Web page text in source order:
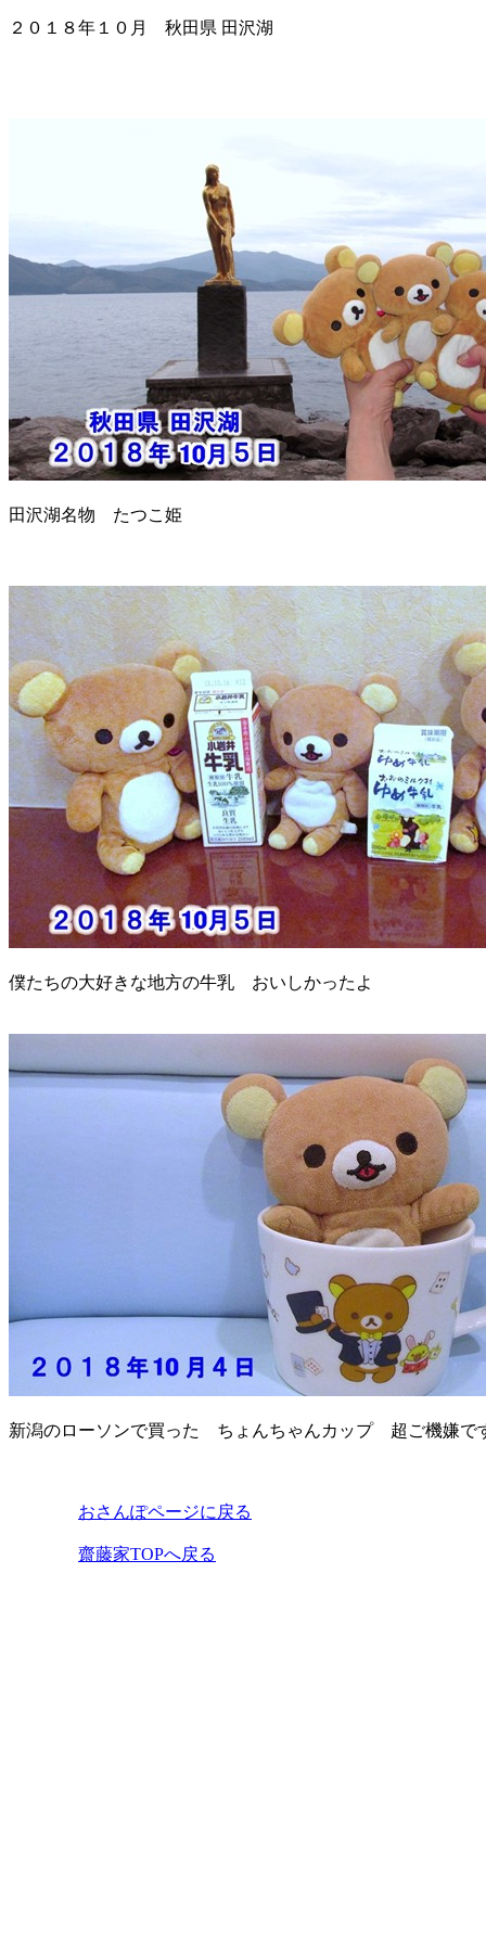
２０１８年１０月 秋田県 田沢湖
田沢湖名物 たつこ姫
僕たちの大好きな地方の牛乳 おいしかったよ
新潟のローソンで買った ちょんちゃんカップ 超ご機嫌で
おさんぽページに戻る
齋藤家TOPへ戻る